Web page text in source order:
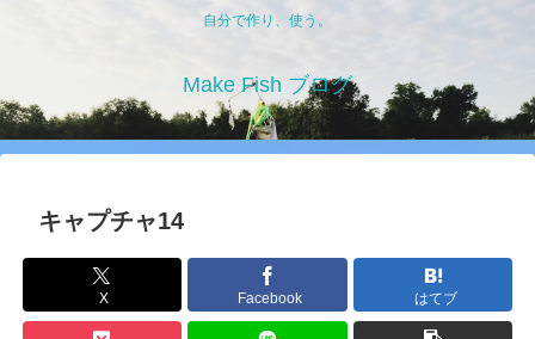
自分で作り、使う。
Make Fish ブログ
キャプチャ14
X Facebook はてブ